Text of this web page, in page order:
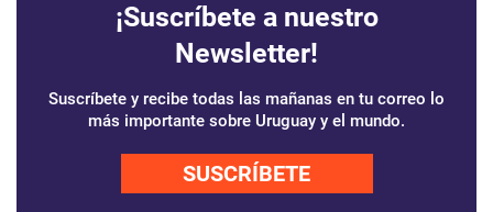
¡Suscríbete a nuestro
Newsletter!
Suscríbete y recibe todas las mañanas en tu correo lo
más importante sobre Uruguay y el mundo.
SUSCRÍBETE